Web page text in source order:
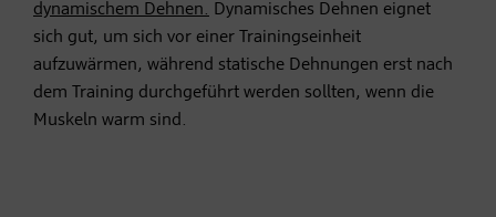
dynamischem Dehnen. Dynamisches Dehnen eignet
sich gut, um sich vor einer Trainingseinheit
aufzuwärmen, während statische Dehnungen erst nach
dem Training durchgeführt werden sollten, wenn die
Muskeln warm sind.